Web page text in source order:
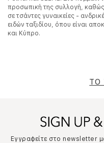
προσωπική της συλλογή, καθώς
σε τσάντες γυναικείες -
ειδών ταξιδίου, όπου είναι
και Κύπρο.
TO
Εγγραφείτε στο newsletter